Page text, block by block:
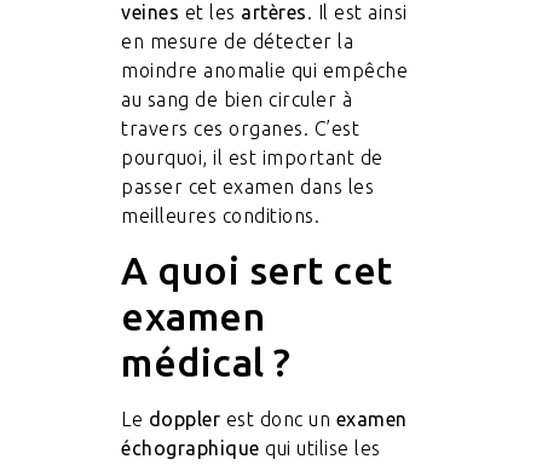
veines et les artères. Il est ainsi
en mesure de détecter la
moindre anomalie qui empêche
au sang de bien circuler à
travers ces organes. C’est
pourquoi, il est important de
passer cet examen dans les
meilleures conditions.
A quoi sert cet
examen
médical ?
Le doppler est donc un examen
échographique qui utilise les